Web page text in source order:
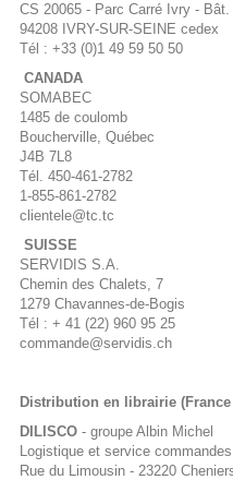
CS 20065 - Parc Carré Ivry - Bât.
94208 IVRY-SUR-SEINE cedex
Tél : +33 (0)1 49 59 50 50
CANADA
SOMABEC
1485 de coulomb
Boucherville, Québec
J4B 7L8
Tél. 450-461-2782
1-855-861-2782
clientele@tc.tc
SUISSE
SERVIDIS S.A.
Chemin des Chalets, 7
1279 Chavannes-de-Bogis
Tél : + 41 (22) 960 95 25
commande@servidis.ch
Distribution en librairie
DILISCO - groupe Albin Michel
Logistique et service commandes
Rue du Limousin - 23220